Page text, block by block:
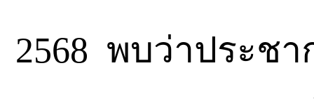
2568 พบว่าประช